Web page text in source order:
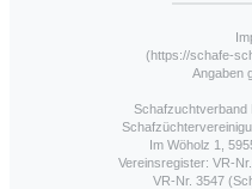
(https://schafe-
Angaben
Schafzuchtverband
Im Wöholz 1,
Vereinsregister: VR-
VR-Nr. 3547